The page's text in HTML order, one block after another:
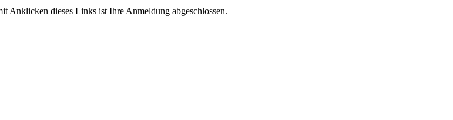
Anklicken dieses Links ist Ihre Anmeldung abgeschlossen.